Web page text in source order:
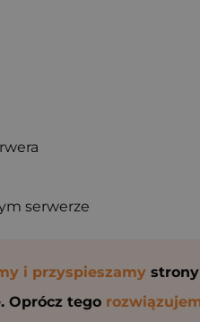
serwerze
i przyspieszamy
Oprócz tego